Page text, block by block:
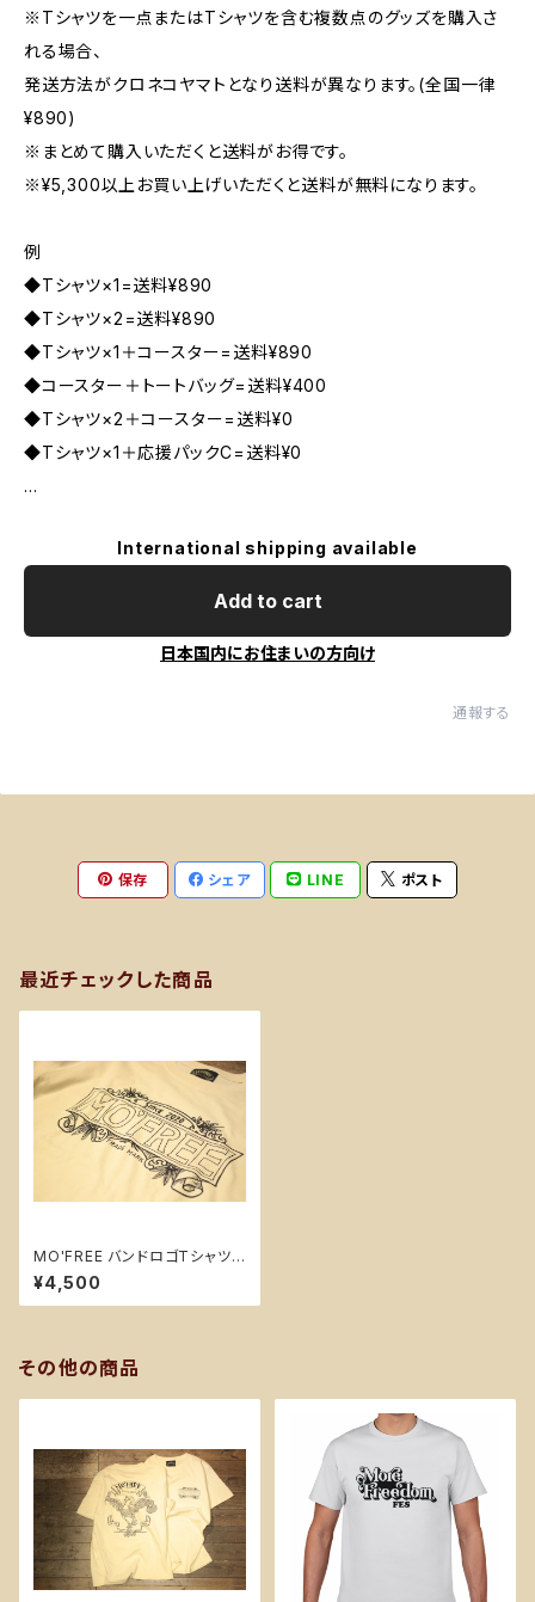
※Tシャツを一点またはTシャツを含む複数点のグッズを購入さ
れる場合、
発送方法がクロネコヤマトとなり送料が異なります。(全国一律
¥890)
※まとめて購入いただくと送料がお得です。
※¥5,300以上お買い上げいただくと送料が無料になります。
例
◆Tシャツ×1=送料¥890
◆Tシャツ×2=送料¥890
◆Tシャツ×1＋コースター=送料¥890
◆コースター＋トートバッグ=送料¥400
◆Tシャツ×2＋コースター=送料¥0
◆Tシャツ×1＋応援パックC=送料¥0
...
International shipping available
Add to cart
日本国内にお住まいの方向け
通報する
保存 シェア LINE ポスト
最近チェックした商品
MO'FREE バンドロゴTシャツ
【A・フロント英字ロゴ】
¥4,500
その他の商品